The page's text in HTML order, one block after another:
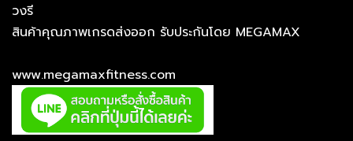
วงรี
สินค้าคุณภาพเกรดส่งออก รับประกันโดย MEGAMAX
www.megamaxfitness.com